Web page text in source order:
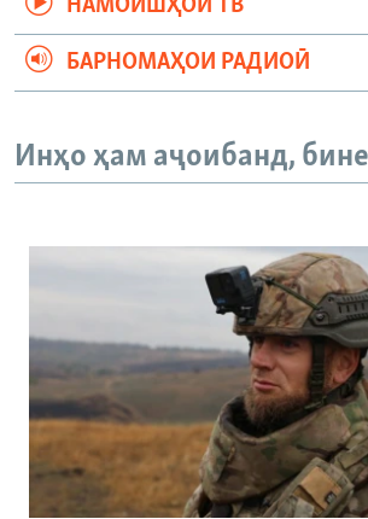
НАМОИШҲОИ ТВ
БАРНОМАҲОИ РАДИОӢ
Инҳо ҳам аҷоибанд,